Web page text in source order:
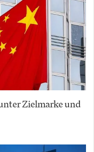
Zielmarke und